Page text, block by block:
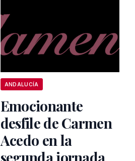
ANDALUCÍA
Emocionante
desfile de Carmen
Acedo en la
segunda jornada